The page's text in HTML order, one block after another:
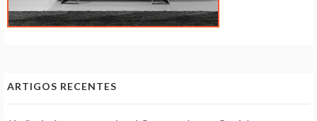
ARTIGOS RECENTES